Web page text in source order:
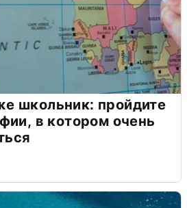
школьник: пройдите
в котором очень